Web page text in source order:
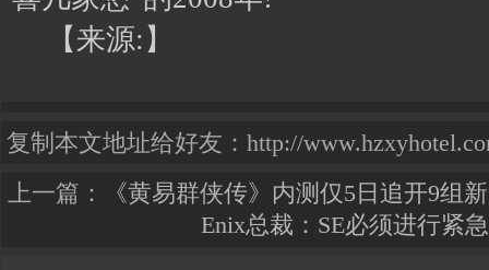
【来源:】
复制本文地址给好友：http://
上一篇：
《黄易群侠传》内测仅5日追开9组
Enix总裁：SE必须进行紧